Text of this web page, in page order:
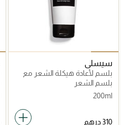
سيسلي
بلسم لأعادة هيكلة الشعر مع
بروتيين القطن
بلسم الشعر
200ml